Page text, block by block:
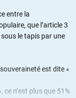
entre la
que l’article 3
le tapis par une
est dite «
n’est plus que 51%